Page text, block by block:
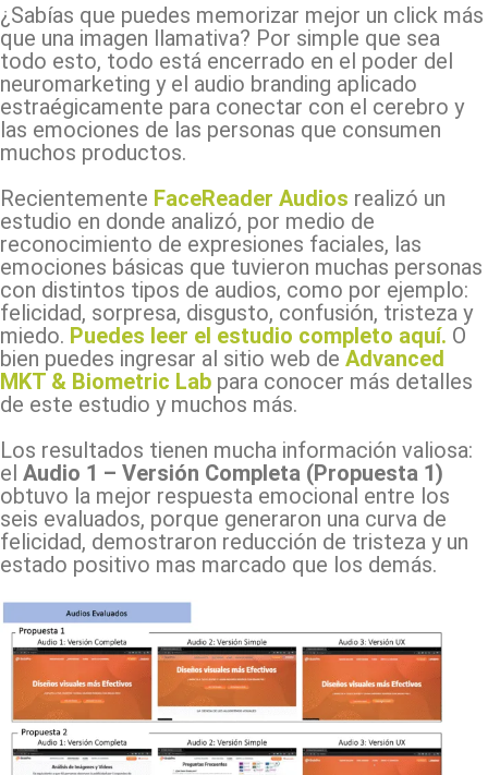
¿Sabías que puedes memorizar mejor un click más
que una imagen llamativa? Por simple que sea
todo esto, todo está encerrado en el poder del
neuromarketing y el audio branding aplicado
estraégicamente para conectar con el cerebro y
las emociones de las personas que consumen
muchos productos.
Recientemente FaceReader Audios realizó un
estudio en donde analizó, por medio de
reconocimiento de expresiones faciales, las
emociones básicas que tuvieron muchas personas
con distintos tipos de audios, como por ejemplo:
felicidad, sorpresa, disgusto, confusión, tristeza y
miedo. Puedes leer el estudio completo aquí. O
bien puedes ingresar al sitio web de Advanced
MKT & Biometric Lab para conocer más detalles
de este estudio y muchos más.
Los resultados tienen mucha información valiosa:
el Audio 1 – Versión Completa (Propuesta 1)
obtuvo la mejor respuesta emocional entre los
seis evaluados, porque generaron una curva de
felicidad, demostraron reducción de tristeza y un
estado positivo mas marcado que los demás.